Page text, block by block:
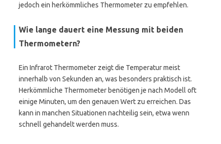
jedoch ein herkömmliches Thermometer zu empfehlen.
Wie lange dauert eine Messung mit beiden
Thermometern?
Ein Infrarot Thermometer zeigt die Temperatur meist
innerhalb von Sekunden an, was besonders praktisch ist.
Herkömmliche Thermometer benötigen je nach Modell oft
einige Minuten, um den genauen Wert zu erreichen. Das
kann in manchen Situationen nachteilig sein, etwa wenn
schnell gehandelt werden muss.